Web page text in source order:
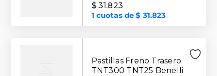
$ 31.823
1 cuotas de$ 31.823
Pastillas Freno Trasero
TNT300 TNT25 Benelli